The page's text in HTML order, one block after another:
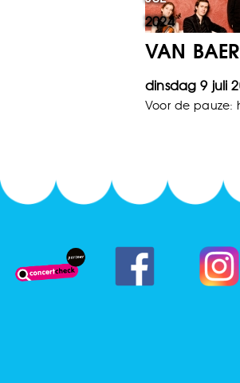
2024
VAN
dinsdag 9 juli
Voor de pauze: